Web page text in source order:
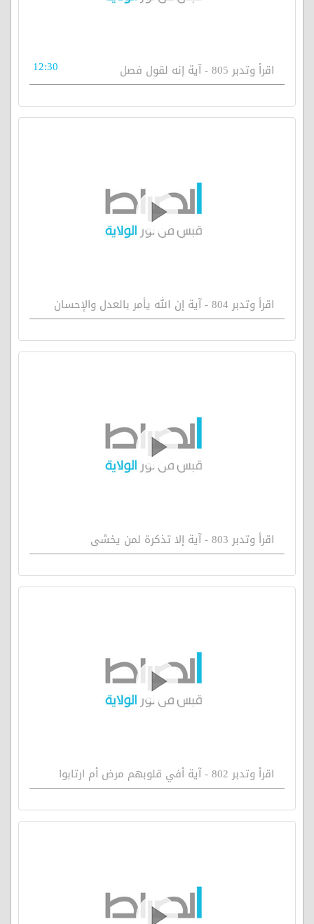
اقرأ وتدبر 805 - آية إنه لقول فصل 12:30
اقرأ وتدبر 804 - آية إن الله يأمر بالعدل والإحسان
اقرأ وتدبر 803 - آية إلا تذكرة لمن يخشى
اقرأ وتدبر 802 - آية أفي قلوبهم مرض أم ارتابوا